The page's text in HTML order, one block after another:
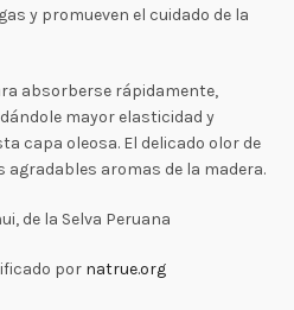
y promueven el cuidado de la
absorberse rápidamente,
mayor elasticidad y
capa oleosa. El delicado olor de
agradables aromas de la madera.
de la Selva Peruana
por natrue.org